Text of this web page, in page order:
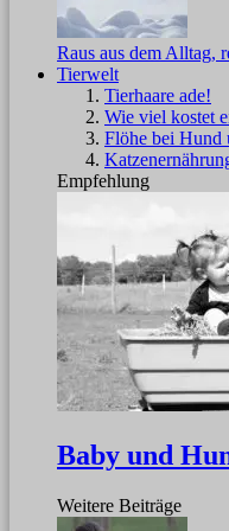
Raus aus dem Alltag,
Tierwelt
Tierhaare ade!
Wie viel kostet
Flöhe bei Hund
Empfehlung
Baby und
Weitere Beiträge